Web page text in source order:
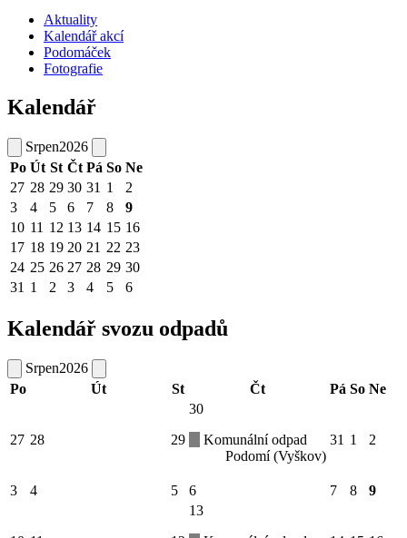
Aktuality
Kalendář akcí
Podomáček
Fotografie
Kalendář
Srpen2026
Po Út St Čt Pá So Ne
27 28 29 30 31 1
2
3
4 5 6 7 8
9
10 11 12 13 14 15 16
17 18 19 20 21 22 23
24 25 26 27 28 29 30
31 1 2 3 4 5 6
Kalendář svozu odpadů
Srpen2026
Po
Út St Čt Pá So Ne
27 28 29
30
Komunální odpad
Podomí (Vyškov)
31 1 2
3 4 5 6 7 8 9
13